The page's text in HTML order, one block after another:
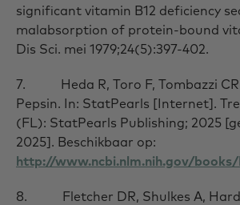
significant vitamin B12 deficiency
malabsorption of protein-bound
Dis Sci. mei 1979;24(5):397-402.
7. Heda R, Toro F, Tombazzi CR.
Pepsin. In: StatPearls [Internet].
(FL): StatPearls Publishing; 2025
2025]. Beschikbaar op:
http://www.ncbi.nlm.nih.gov/
8. Fletcher DR, Shulkes A,